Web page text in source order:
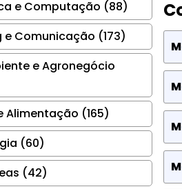
e Computação (88)
e Comunicação (173)
e Agronegócio
Alimentação (165)
(60)
(42)